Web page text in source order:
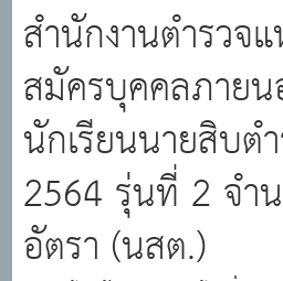
สำนักงานตำรวจ
สมัครบุคคลภาย
นักเรียนนายสิบต
2564 รุ่นที่ 2 จำ
อัตรา (นสต.)